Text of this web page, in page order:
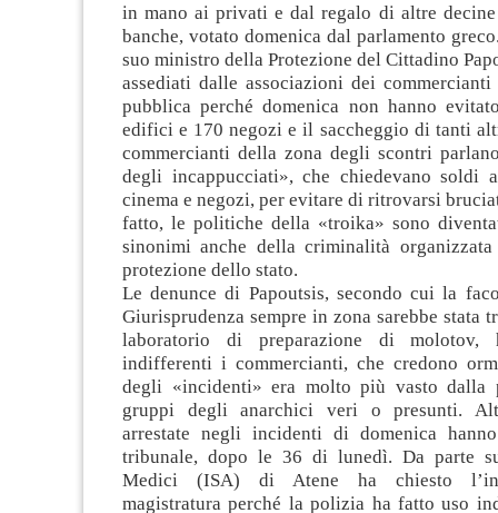
in mano ai privati e dal regalo di altre
banche, votato domenica dal parlamento
suo ministro della Protezione del Cittadino
assediati dalle associazioni dei
pubblica perché domenica non hanno
edifici e 170 negozi e il saccheggio di tanti
commercianti della zona degli scontri
degli incappucciati», che chiedevano soldi
cinema e negozi, per evitare di ritrovarsi
fatto, le politiche della «troika» sono
sinonimi anche della criminalità
protezione dello stato.
Le denunce di Papoutsis, secondo cui la
Giurisprudenza sempre in zona sarebbe stata
laboratorio di preparazione di molotov,
indifferenti i commercianti, che credono
degli «incidenti» era molto più vasto dalla
gruppi degli anarchici veri o presunti.
arrestate negli incidenti di domenica
tribunale, dopo le 36 di lunedì. Da parte
Medici (ISA) di Atene ha chiesto
magistratura perché la polizia ha fatto uso